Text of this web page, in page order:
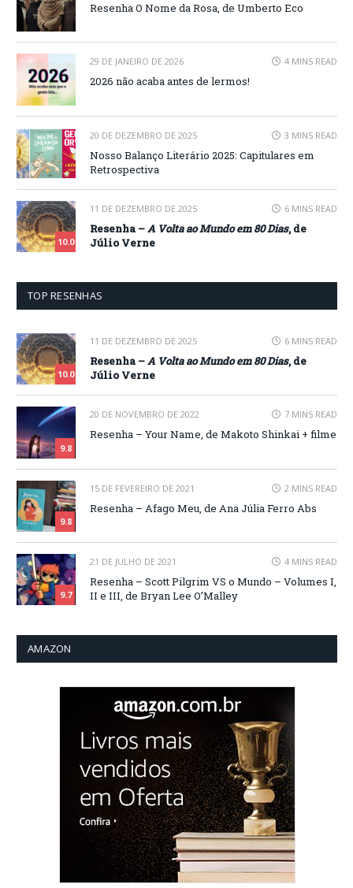
Resenha O Nome da Rosa, de Umberto Eco
29 DE JANEIRO DE 2026 4 MINS READ
2026 não acaba antes de lermos!
20 DE DEZEMBRO DE 2025 3 MINS READ
Nosso Balanço Literário 2025: Capitulares em
Retrospectiva
10.0
11 DE DEZEMBRO DE 2025 6 MINS READ
Resenha –A Volta ao Mundo em 80 Dias, de
Júlio Verne
TOP RESENHAS
10.0
11 DE DEZEMBRO DE 2025 6 MINS READ
Resenha –A Volta ao Mundo em 80 Dias, de
Júlio Verne
9.8
20 DE NOVEMBRO DE 2022 7 MINS READ
Resenha – Your Name, de Makoto Shinkai + filme
9.8
15 DE FEVEREIRO DE 2021 2 MINS READ
Resenha – Afago Meu, de Ana Júlia Ferro Abs
9.7
21 DE JULHO DE 2021 4 MINS READ
Resenha – Scott Pilgrim VS o Mundo – Volumes I,
II e III, de Bryan Lee O’Malley
AMAZON